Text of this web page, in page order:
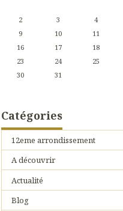
2
3 4
9
10 11
16
17 18
23
24 25
30
31
Catégories
12eme arrondissement
A découvrir
Actualité
Blog